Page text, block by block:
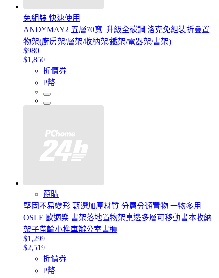
免組裝 快速使用
ANDYMAY2 五層70寬_升級全碳鋼 洛克免組裝折疊置
物架(廚房架/層架/收納架/鐵架/電器架/書架)
$980
$1,850
折價券
P幣
預購
堅固不易變形 甄選加厚材質 分層分類置物 一物多用
OSLE 歐適樂 書架落地置物架桌邊多層可移動書本收納
架子帶輪小推車辦公室書櫃
$1,299
$2,519
折價券
P幣